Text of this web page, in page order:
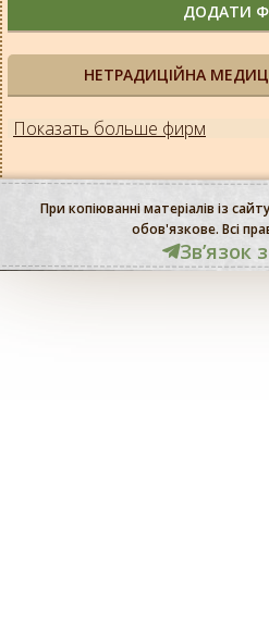
НЕТРАДИЦІЙНА
Показать больше фирм
ДОДАТИ
При копіюванні матеріалів із
обов'язкове. Всі
Звʼязок